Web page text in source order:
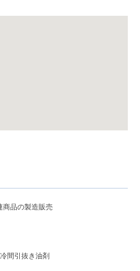
商品の製造販売
間引抜き油剤